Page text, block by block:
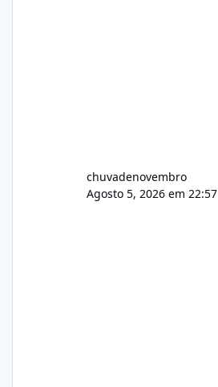
chuvadenovembro
Agosto 5, 2026 em 22:57